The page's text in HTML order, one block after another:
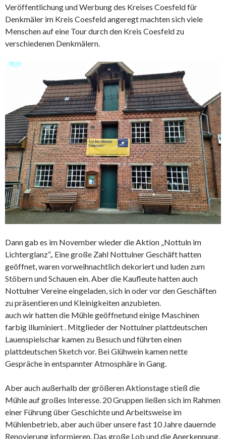
Veröffentlichung und Werbung des Kreises Coesfeld für
Denkmäler im Kreis Coesfeld angeregt machten sich viele
Menschen auf eine Tour durch den Kreis Coesfeld zu
verschiedenen Denkmälern.
Dann gab es im November wieder die Aktion „Nottuln im
Lichterglanz“,. Eine große Zahl Nottulner Geschäft hatten
geöffnet, waren vorweihnachtlich dekoriert und luden zum
Stöbern und Schauen ein. Aber die Kaufleute hatten auch
Nottulner Vereine eingeladen, sich in oder vor den Geschäften
zu präsentieren und Kleinigkeiten anzubieten.
auch wir hatten die Mühle geöffnetund einige Maschinen
farbig illuminiert . Mitglieder der Nottulner plattdeutschen
Lauenspielschar kamen zu Besuch und führten einen
plattdeutschen Sketch vor. Bei Glühwein kamen nette
Gespräche in entspannter Atmosphäre in Gang.
Aber auch außerhalb der größeren Aktionstage stieß die
Mühle auf großes Interesse. 20 Gruppen ließen sich im Rahmen
einer Führung über Geschichte und Arbeitsweise im
Mühlenbetrieb, aber auch über unsere fast 10 Jahre dauernde
Renovierung informieren. Das große Lob und die Anerkennung,